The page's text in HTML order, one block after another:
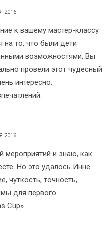
2016
к вашему мастер-классу
на то, что были дети
возможностями, Вы
провели этот чудесный
интересно.
2016
мероприятий и знаю, как
Но это удалось Инне
чуткость, точность,
для первого
Cup».